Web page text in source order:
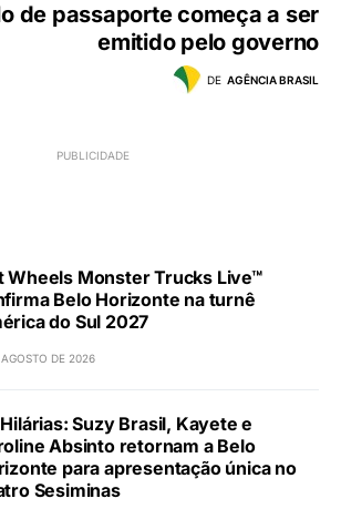
de passaporte começa a ser
emitido pelo governo
DE AGÊNCIA BRASIL
Wheels Monster Trucks Live™
Belo Horizonte na turnê
do Sul 2027
DE 2026
Suzy Brasil, Kayete e
Absinto retornam a Belo
para apresentação única no
Sesiminas